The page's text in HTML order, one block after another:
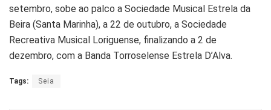
setembro, sobe ao palco a Sociedade Musical Estrela da
Beira (Santa Marinha), a 22 de outubro, a Sociedade
Recreativa Musical Loriguense, finalizando a 2 de
dezembro, com a Banda Torroselense Estrela D’Alva.
Tags: Seia